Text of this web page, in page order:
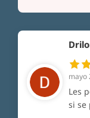
mayo
Les
si se